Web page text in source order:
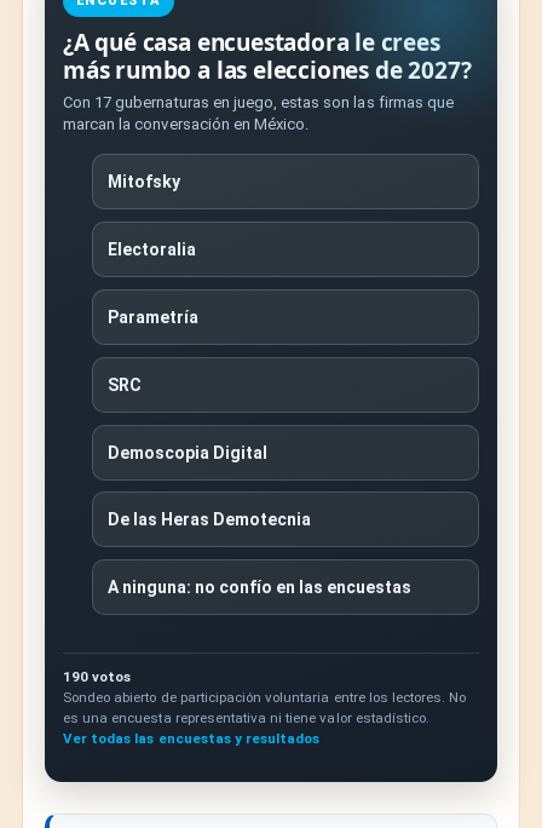
¿A qué casa encuestadora le crees
más rumbo a las elecciones de 2027?
Con 17 gubernaturas en juego, estas son las firmas que
marcan la conversación en México.
Mitofsky
Electoralia
Parametría
SRC
Demoscopia Digital
De las Heras Demotecnia
A ninguna: no confío en las encuestas
190 votos
Sondeo abierto de participación voluntaria entre los lectores. No
es una encuesta representativa ni tiene valor estadístico.
Ver todas las encuestas y resultados